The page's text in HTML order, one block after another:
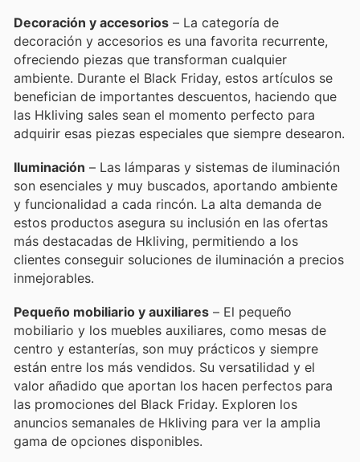
Decoración y accesorios – La categoría de
decoración y accesorios es una favorita recurrente,
ofreciendo piezas que transforman cualquier
ambiente. Durante el Black Friday, estos artículos se
benefician de importantes descuentos, haciendo que
las Hkliving sales sean el momento perfecto para
adquirir esas piezas especiales que siempre desearon.
Iluminación – Las lámparas y sistemas de iluminación
son esenciales y muy buscados, aportando ambiente
y funcionalidad a cada rincón. La alta demanda de
estos productos asegura su inclusión en las ofertas
más destacadas de Hkliving, permitiendo a los
clientes conseguir soluciones de iluminación a precios
inmejorables.
Pequeño mobiliario y auxiliares – El pequeño
mobiliario y los muebles auxiliares, como mesas de
centro y estanterías, son muy prácticos y siempre
están entre los más vendidos. Su versatilidad y el
valor añadido que aportan los hacen perfectos para
las promociones del Black Friday. Exploren los
anuncios semanales de Hkliving para ver la amplia
gama de opciones disponibles.